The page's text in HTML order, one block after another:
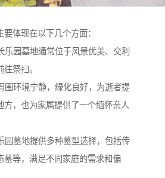
体现在以下几个方面：
乐园墓地通常位于风景优美、交利
祭扫。
围环境宁静，绿化良好，为逝者提
方，也为家属提供了一个缅怀亲人
园墓地提供多种墓型选择，包括传
墓等，满足不同家庭的需求和偏